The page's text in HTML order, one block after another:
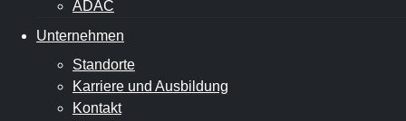
ADAC
Unternehmen
Standorte
Karriere und Ausbildung
Kontakt